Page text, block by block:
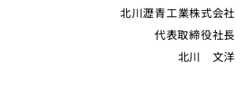
北川瀝青工業株式会社
代表取締役社長
​北川 文洋